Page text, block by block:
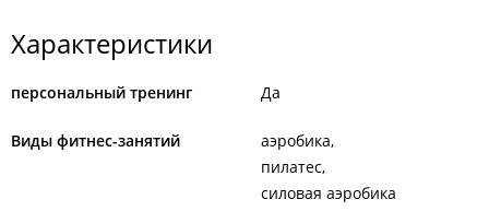
Характеристики
персональный тренинг Да
Виды фитнес-занятий
аэробика
пилатес
силовая аэробика